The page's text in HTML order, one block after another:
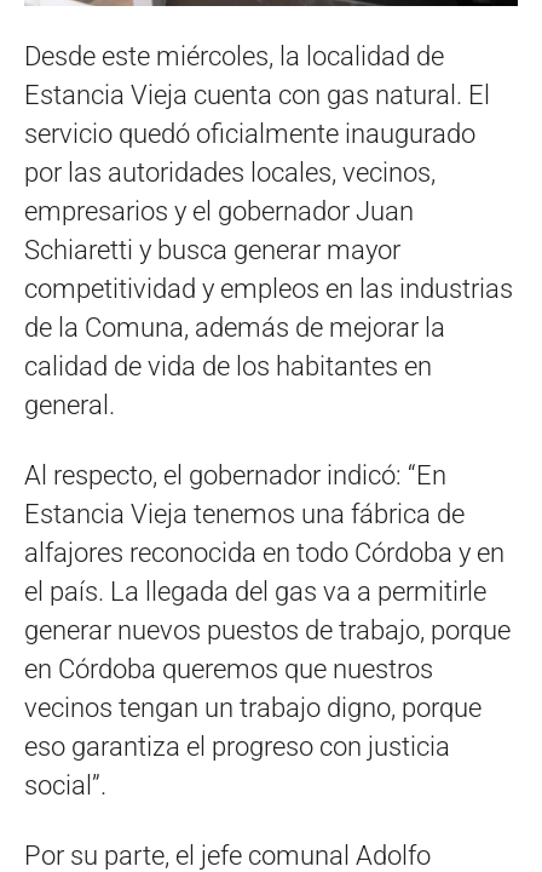
Desde este miércoles, la localidad de
Estancia Vieja cuenta con gas natural. El
servicio quedó oficialmente inaugurado
por las autoridades locales, vecinos,
empresarios y el gobernador Juan
Schiaretti y busca generar mayor
competitividad y empleos en las industrias
de la Comuna, además de mejorar la
calidad de vida de los habitantes en
general.
Al respecto, el gobernador indicó: “En
Estancia Vieja tenemos una fábrica de
alfajores reconocida en todo Córdoba y en
el país. La llegada del gas va a permitirle
generar nuevos puestos de trabajo, porque
en Córdoba queremos que nuestros
vecinos tengan un trabajo digno, porque
eso garantiza el progreso con justicia
social”.
Por su parte, el jefe comunal Adolfo